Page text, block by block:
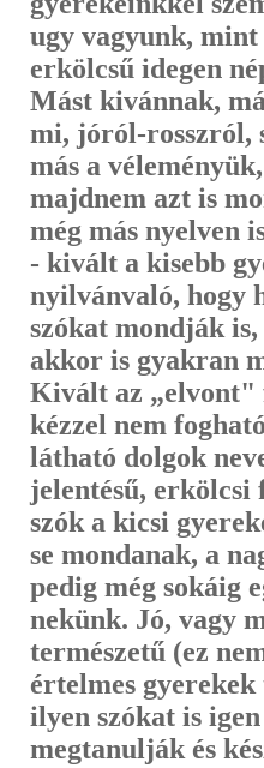
ugy vagyunk, mint
erkölcsű idegen
Mást kivánnak,
mi, jóról-rosszról,
más a
majdnem azt is
még más nyelven
- kivált a kisebb
nyilvánvaló, hogy
szókat mondják
akkor is gyakran
Kivált az „elvont"
kézzel nem
látható dolgok
jelentésű,
szók a kicsi
se mondanak, a
pedig még sokáig
nekünk. Jó, vagy
természetű (ez
értelmes gye­rekek
ilyen szókat is
megtanulják és